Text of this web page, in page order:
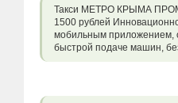
Такси МЕТРО КРЫМА
1500 рублей
мобильным приложением,
быстрой подаче машин,